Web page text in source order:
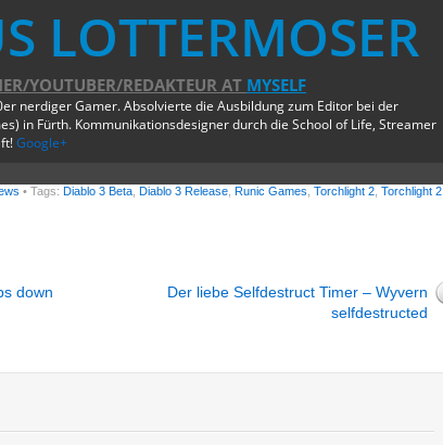
LOTTERMOSER
YOUTUBER/REDAKTEUR AT MYSELF
nerdiger Gamer. Absolvierte die Ausbildung zum Editor bei der
in Fürth. Kommunikationsdesigner durch die School of Life, Streamer
Google+
• Tags: Diablo 3 Beta Diablo 3 Release Runic Games Torchlight 2 Torchlight 2
down
Der liebe Selfdestruct Timer – Wyvern
selfdestructed